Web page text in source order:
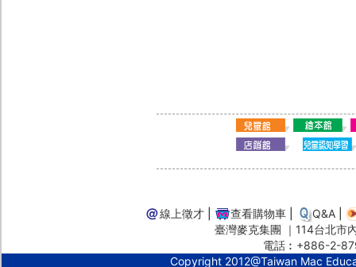
線上徵才 查看購物車 Q&A
臺灣麥克集團 ｜114台北
電話︰+886-2-
Copyright 2012@Taiwan Mac